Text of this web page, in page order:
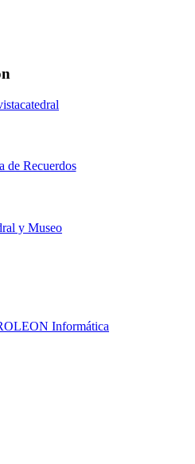
y Museo
Informática